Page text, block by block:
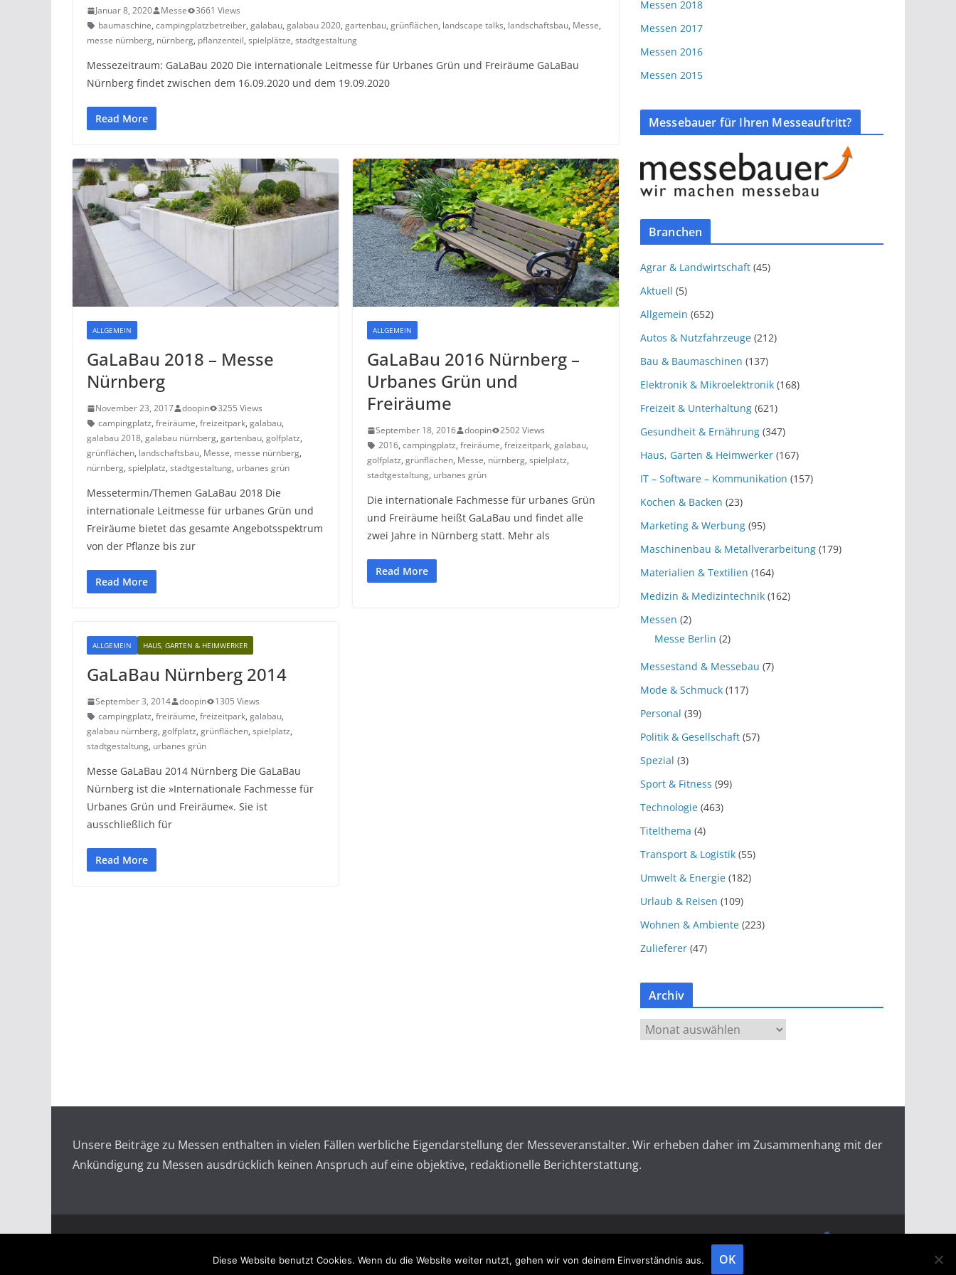
Januar 8, 2020 Messe
3661 Views
baumaschine, campingplatzbetreiber, galabau, galabau 2020, gartenbau, grünflächen, landscape talks, landschaftsbau, Messe,
messe nürnberg, nürnberg, pflanzenteil, spielplätze, stadtgestaltung
Messezeitraum: GaLaBau 2020 Die internationale Leitmesse für Urbanes Grün und Freiräume GaLaBau
Nürnberg findet zwischen dem 16.09.2020 und dem 19.09.2020
Read More
ALLGEMEIN
GaLaBau 2018 – Messe
Nürnberg
November 23, 2017 doopin
3255 Views
campingplatz, freiräume, freizeitpark, galabau,
galabau 2018, galabau nürnberg, gartenbau, golfplatz,
grünflächen, landschaftsbau, Messe, messe nürnberg,
nürnberg, spielplatz, stadtgestaltung, urbanes grün
Messetermin/Themen GaLaBau 2018 Die
internationale Leitmesse für urbanes Grün und
Freiräume bietet das gesamte Angebotsspektrum
von der Pflanze bis zur
Read More
ALLGEMEIN
GaLaBau 2016 Nürnberg –
Urbanes Grün und
Freiräume
September 18, 2016 doopin
2502 Views
2016, campingplatz, freiräume, freizeitpark, galabau,
golfplatz, grünflächen, Messe, nürnberg, spielplatz,
stadtgestaltung, urbanes grün
Die internationale Fachmesse für urbanes Grün
und Freiräume heißt GaLaBau und findet alle
zwei Jahre in Nürnberg statt. Mehr als
Read More
ALLGEMEIN HAUS, GARTEN & HEIMWERKER
GaLaBau Nürnberg 2014
September 3, 2014 doopin
1305 Views
campingplatz, freiräume, freizeitpark, galabau,
galabau nürnberg, golfplatz, grünflächen, spielplatz,
stadtgestaltung, urbanes grün
Messe GaLaBau 2014 Nürnberg Die GaLaBau
Nürnberg ist die »Internationale Fachmesse für
Urbanes Grün und Freiräume«. Sie ist
ausschließlich für
Read More
Messen 2018
Messen 2017
Messen 2016
Messen 2015
Messebauer für Ihren Messeauftritt?
Branchen
Agrar & Landwirtschaft (45)
Aktuell (5)
Allgemein (652)
Autos & Nutzfahrzeuge (212)
Bau & Baumaschinen (137)
Elektronik & Mikroelektronik (168)
Freizeit & Unterhaltung (621)
Gesundheit & Ernährung (347)
Haus, Garten & Heimwerker (167)
IT – Software – Kommunikation (157)
Kochen & Backen (23)
Marketing & Werbung (95)
Maschinenbau & Metallverarbeitung (179)
Materialien & Textilien (164)
Medizin & Medizintechnik (162)
Messen (2)
Messe Berlin (2)
Messestand & Messebau (7)
Mode & Schmuck (117)
Personal (39)
Politik & Gesellschaft (57)
Spezial (3)
Sport & Fitness (99)
Technologie (463)
Titelthema (4)
Transport & Logistik (55)
Umwelt & Energie (182)
Urlaub & Reisen (109)
Wohnen & Ambiente (223)
Zulieferer (47)
Archiv
r
Unsere Beiträge zu Messen enthalten in vielen Fällen werbliche Eigendarstellung der Messeveranstalter. Wir erheben daher im Zusammenhang mit der
Ankündigung zu Messen ausdrücklich keinen Anspruch auf eine objektive, redaktionelle Berichterstattung.
Datenschutz
Diese Website benutzt Cookies. Wenn du die Website weiter nutzt, gehen wir von deinem Einverständnis aus. OK